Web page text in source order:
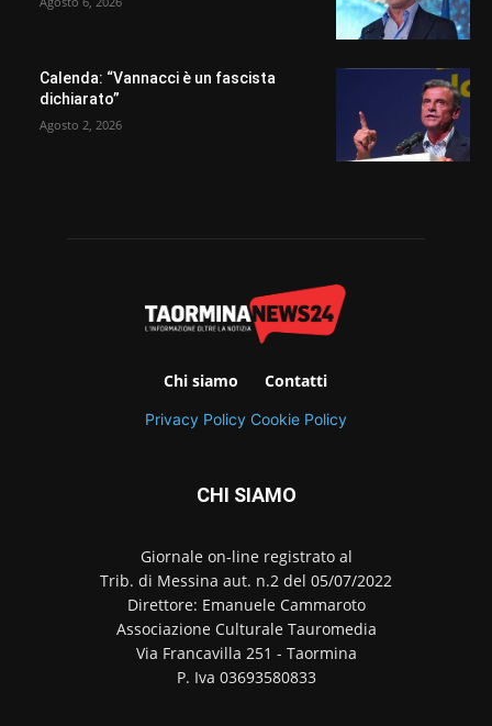
Calenda: “Vannacci è un fascista
dichiarato”
Agosto 2, 2026
Chi siamo Contatti
Privacy Policy Cookie Policy
CHI SIAMO
Giornale on-line registrato al
Trib. di Messina aut. n.2 del 05/07/2022
Direttore: Emanuele Cammaroto
Associazione Culturale Tauromedia
Via Francavilla 251 - Taormina
P. Iva 03693580833